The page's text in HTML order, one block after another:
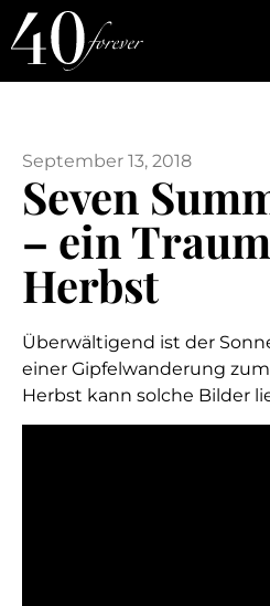
September 13, 2018
Seven
– ein
Herbst
Überwältigend ist der
einer Gipfelwanderung
Herbst kann solche Bilder